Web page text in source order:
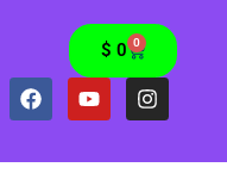
$ 0 0